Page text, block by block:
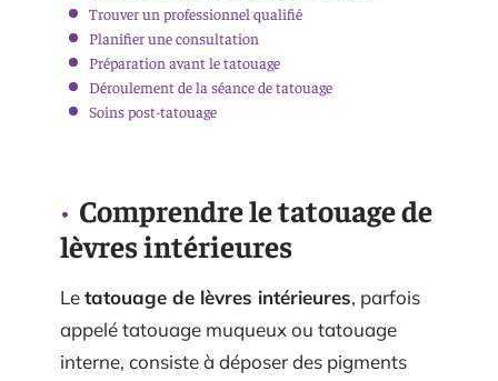
Trouver un professionnel qualifié
Planifier une consultation
Préparation avant le tatouage
Déroulement de la séance de tatouage
Soins post-tatouage
Comprendre le tatouage de
lèvres intérieures
Letatouage de lèvres intérieures, parfois
appelé tatouage muqueux ou tatouage
interne, consiste à déposer des pigments